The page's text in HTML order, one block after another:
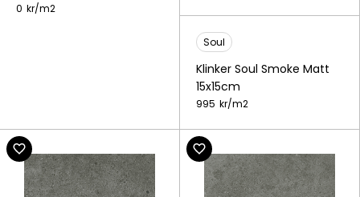
0 kr/m2
Soul
Klinker Soul Smoke Matt
15x15cm
995 kr/m2